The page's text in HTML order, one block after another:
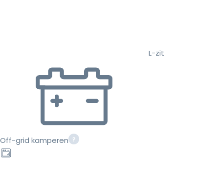
L-zit
Off-grid kamperen